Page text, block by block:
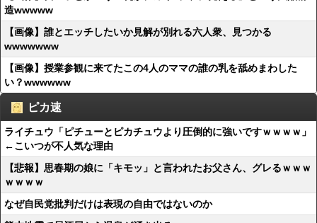
造wwwww
【画像】誰とエッチしたいか見解が別れる六人衆、見つかる
wwwwwww
【画像】授業参観に来てたこの4人のママの誰の乳を舐めまわした
い？wwwwww
ピカ速
ライチュウ「ピチューとピカチュウより圧倒的に強いですｗｗｗｗ」
←こいつが不人気な理由
【悲報】思春期の娘に「キモッ」と言われたお父さん、グレるｗｗｗ
ｗｗｗｗ
なぜ自民党批判だけは表現の自由ではないのか